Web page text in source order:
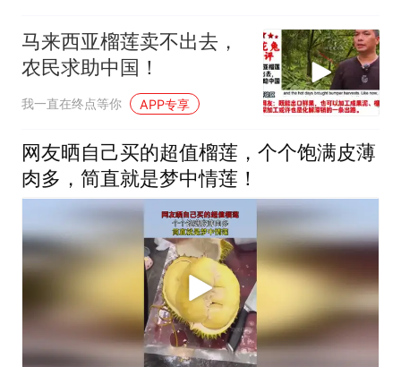
马来西亚榴莲卖不出去，
农民求助中国！
我一直在终点等你 APP专享
网友晒自己买的超值榴莲，个个饱满皮薄
肉多，简直就是梦中情莲！